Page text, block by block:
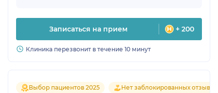
Записаться на прием + 200
Клиника перезвонит в течение 10 минут
Выбор пациентов 2025 Нет заблокированных отзывов